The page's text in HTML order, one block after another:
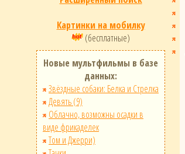
Картинки на мобилку
(бесплатные)
Новые мультфильмы в базе
данных:
Звёздные собаки: Белка и Стрелка
Девять (9)
Облачно, возможны осадки в
виде фрикаделек
Том и Джерри)